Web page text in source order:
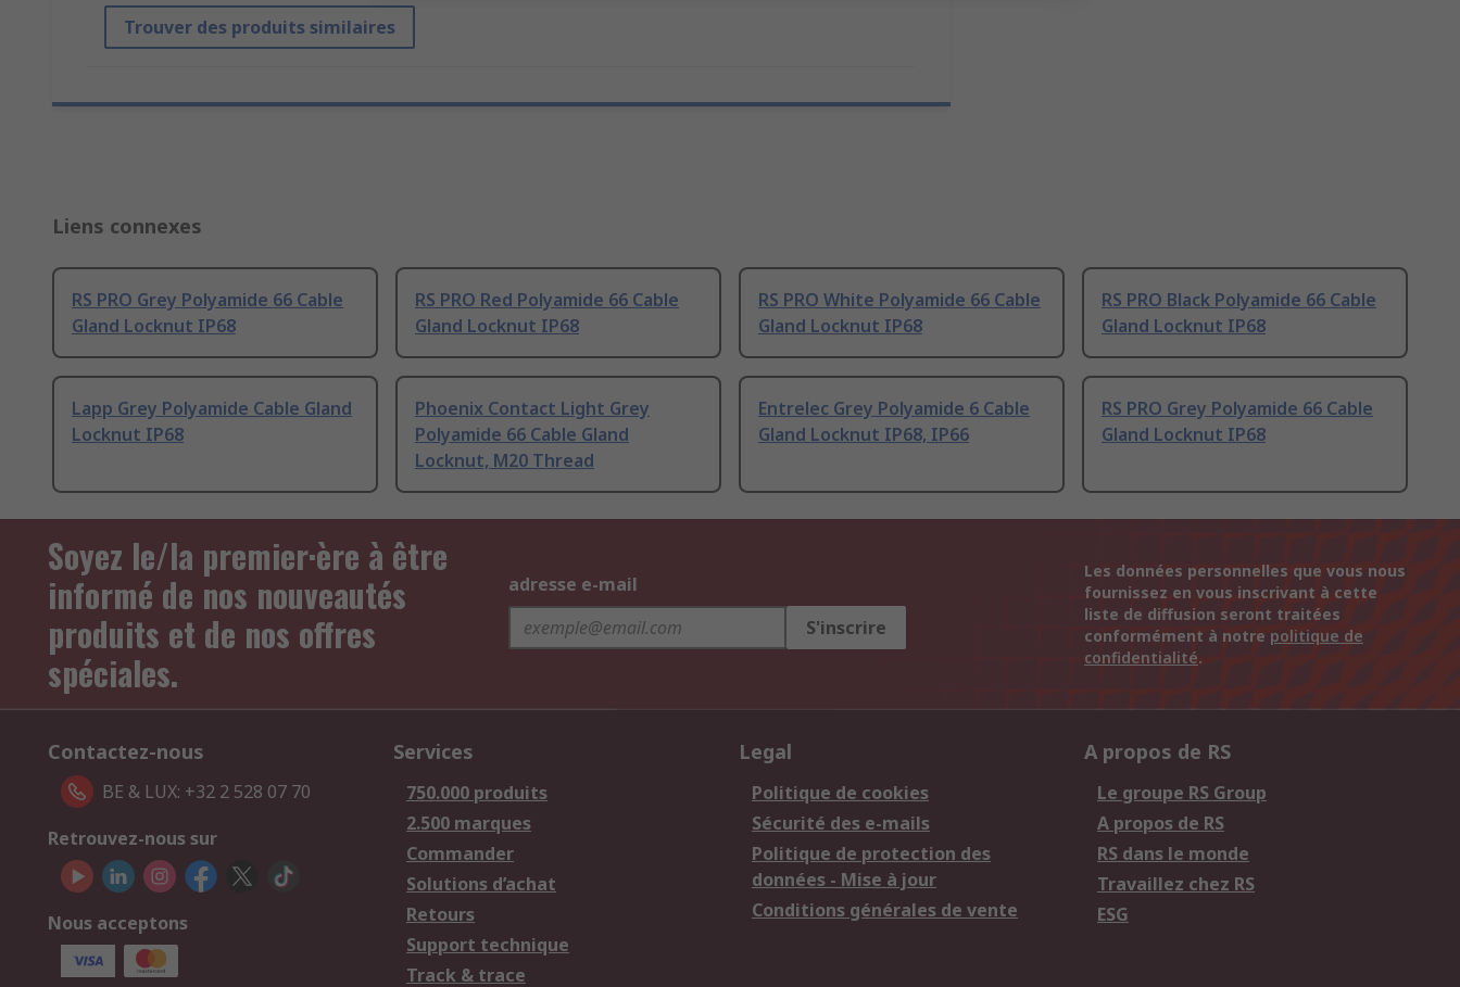
Trouver des produits similaires
Liens connexes
RS PRO Grey Polyamide 66 Cable
Gland Locknut IP68
RS PRO Red Polyamide 66 Cable
Gland Locknut IP68
RS PRO White Polyamide 66 Cable
Gland Locknut IP68
RS PRO Black Polyamide 66 Cable
Gland Locknut IP68
Lapp Grey Polyamide Cable Gland
Locknut IP68
Phoenix Contact Light Grey
Polyamide 66 Cable Gland
Locknut, M20 Thread
Entrelec Grey Polyamide 6 Cable
Gland Locknut IP68, IP66
RS PRO Grey Polyamide 66 Cable
Gland Locknut IP68
Soyez le/la premier·ère à être
informé de nos nouveautés
produits et de nos offres
spéciales.
adresse e-mail
S'inscrire
Les données personnelles que vous nous
fournissez en vous inscrivant à cette
liste de diffusion seront traitées
conformément à notre politique de
confidentialité.
Contactez-nous
BE & LUX: +32 2 528 07 70
Retrouvez-nous sur
Nous acceptons
Services
750.000 produits
2.500 marques
Commander
Solutions d’achat
Retours
Support technique
Track & trace
Legal
Politique de cookies
Sécurité des e-mails
Politique de protection des
données - Mise à jour
Conditions générales de vente
A propos de RS
Le groupe RS Group
A propos de RS
RS dans le monde
Travaillez chez RS
ESG